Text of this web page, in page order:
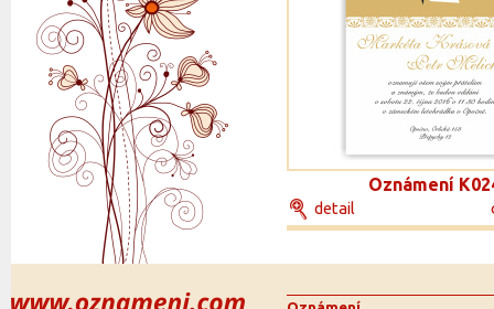
Oznámení
detail